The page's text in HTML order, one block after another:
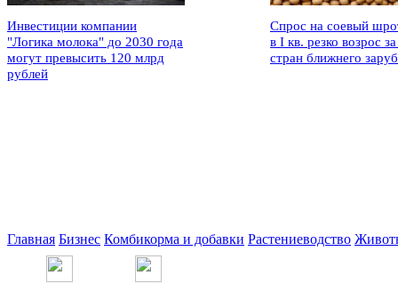
Инвестиции компании
"Логика молока" до 2030 года
могут превысить 120 млрд
рублей
Спрос на соевый
в I кв. резко возрос
стран ближнего
Главная Бизнес Комбикорма и добавки Растениеводство